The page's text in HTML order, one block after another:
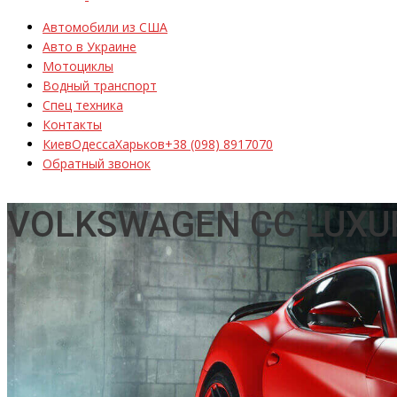
Автомобили из США
Авто в Украине
Мотоциклы
Водный транспорт
Спец техника
Контакты
КиевОдессаХарьков+38 (098) 8917070
Обратный звонок
VOLKSWAGEN CC